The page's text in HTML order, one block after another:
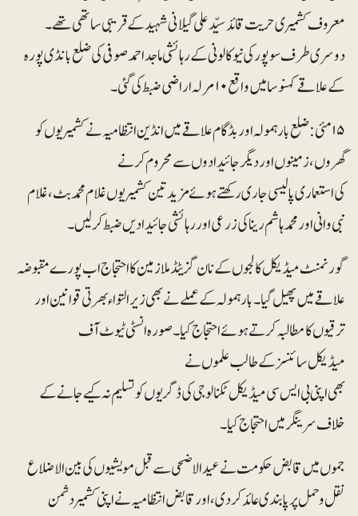
معروف کشمیری حریت قائد سیّد علی گیلانی شہید کے قریبی ساتھی تھے۔
دوسری طرف سوپور کی نیو کالونی کے رہائشی ماجد احمد صوفی کی ضلع بانڈی پورہ
کے علاقے کہنوسا میں واقع ۱۰ مرلہ اراضی ضبط کی گئی۔
۱۵ مئی : ضلع بارہمولہ اور بڈگام علاقے میں انڈین انتظامیہ نے کشمیریوں کو
گھروں، زمینوں اور دیگر جائیدادوں سے محروم کرنے
کی استعماری پالیسی جاری رکھتے ہوئے مزید تین کشمیریوں غلام محمد بٹ ، غلام
نبی وانی اور محمد ہاشم رینا کی زرعی اور رہائشی جائیدادیں ضبط کر لیں۔
گورنمنٹ میڈیکل کالجوں کے نان گزیٹڈ ملازمین کا احتجاج اب پورے مقبوضہ
علاقے میں پھیل گیا۔ بارہمولہ کے عملے نے بھی زیر التواء بھرتی قوانین اور
ترقیوں کا مطالبہ کرتے ہوئے احتجاج کیا۔ صورہ انسٹی ٹیوٹ آف
میڈیکل سائنسز کے طالب علموں نے
بھی اپنی بی ایس سی میڈیکل ٹکنالوجی کی ڈگریوں کو تسلیم نہ کیے جانے کے
خلاف سرینگر میں احتجاج کیا۔
جموں میں قابض حکومت نے عیدالاضحی سے قبل مویشیوں کی بین الاضلاع
نقل و حمل پر پابندی عائد کر دی، اور قابض انتظامیہ نے اپنی کشمیر دشمن